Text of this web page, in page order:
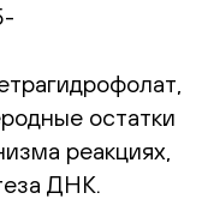
остатки
реакциях,
ДНК.